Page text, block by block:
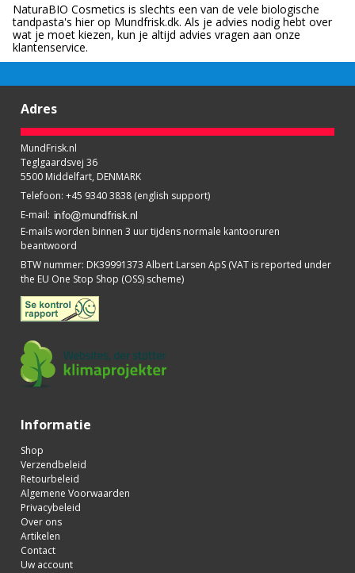
NaturaBIO Cosmetics is slechts een van de vele biologische
tandpasta's hier op Mundfrisk.dk. Als je advies nodig hebt over
wat je moet kiezen, kun je altijd advies vragen aan onze
klantenservice.
Adres
MundFrisk.nl
Teglgaardsvej 36
5500 Middelfart, DENMARK
Telefoon: +45 9340 3838 (english support)
E-mail:
E-mails worden binnen 3 uur tijdens normale kantooruren
beantwoord
BTW nummer: DK39991373 Albert Larsen ApS (VAT is reported under
the EU One Stop Shop (OSS) scheme)
Informatie
Shop
Verzendbeleid
Retourbeleid
Algemene Voorwaarden
Privacybeleid
Over ons
Artikelen
Contact
Uw account